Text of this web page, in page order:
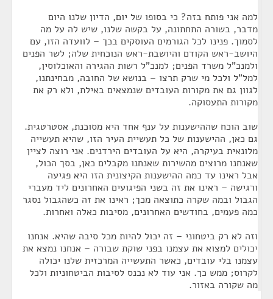
למה אני פותח בזה? כי בסופו של יום, הדיון שלנו היום
מדבר, בשורה התחתונה, על בקשה שלנו, שיש לה על מה
לסמוך. פנינו לכל הגורמים העוסקים בכך – לוועדה הזו, עם
היושב-ראש הקודם והיושבת-ראש הנוכחית שלה; לשר הפנים
ולמנכ"ל משרד הפנים; למנכ"ל רשות ההגירה והאוכלוסין,
למל"ל ולכל מי שרק תרצו – בנושא של החובה, מבחינתנו,
לגוון גם את מקורות העובדים שנמצאים באילת, ולא רק את
מקורות התעסוקה.
שוב הוכח שההישענות על ענף אחד היא מסוכנת, אסטרטגית.
גם כאן, ההישענות של כל תעשיית העיר הזו, שהיא תעשייה
מלונאית בעיקרה, היא על העובדים הירדנים. אני רוצה לציין
שאנחנו מרוצים מהשירות שאנחנו מקבלים כאן, בסך הכול,
אבל ראינו עד כמה ההישענות הקיצונית הזו היא פגיעה
ורגישה – ראינו את זה בשני הפיגועים האחרונים ליד מעברי
הגבול ובמה שקרה כתוצאה מכך; ראינו את זה כשהגבול נסגר
כמה פעמים, בחודשים האחרונים, מסיבות כאלה ואחרות.
וזה לא רק ביטחוני – זה יכול להיות מכל סיבה שהיא. אנחנו
יכולים למצוא את עצמנו בפני שוקת שבורה – אנחנו נמצא את
עצמנו בלי עובדים, כאשר התעשייה המרכזית שלנו יכולה
לקרוס; ממש כך. אני עוד לא נכנס לסיבות הביטחוניות ולכל
מה שקורה באזור.